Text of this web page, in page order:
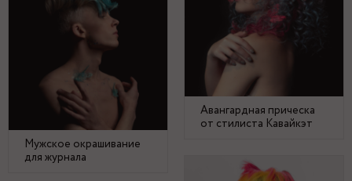
Авангардная прическа
от стилиста Кавайкэт
Мужское окрашивание
для журнала